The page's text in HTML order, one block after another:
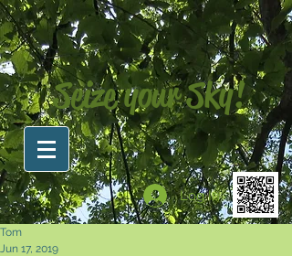
Seize your Sky!
Log In
Tom
Jun 17, 2019